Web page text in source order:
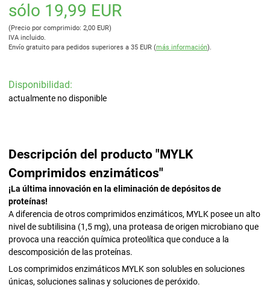
sólo 19,99 EUR
(Precio por comprimido: 2,00 EUR)
IVA incluido.
Envío gratuito para pedidos superiores a 35 EUR (más información).
Disponibilidad:
actualmente no disponible
Descripción del producto "MYLK
Comprimidos enzimáticos"
¡La última innovación en la eliminación de depósitos de
proteínas!
A diferencia de otros comprimidos enzimáticos, MYLK posee un alto
nivel de subtilisina (1,5 mg), una proteasa de origen microbiano que
provoca una reacción química proteolítica que conduce a la
descomposición de las proteínas.
Los comprimidos enzimáticos MYLK son solubles en soluciones
únicas, soluciones salinas y soluciones de peróxido.